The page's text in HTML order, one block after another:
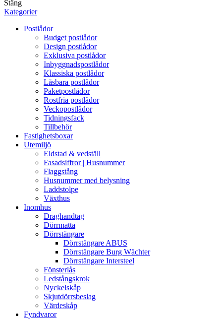
Stäng
Kategorier
Postlådor
Budget postlådor
Design postlådor
Exklusiva postlådor
Inbyggnadspostlådor
Klassiska postlådor
Låsbara postlådor
Paketpostlådor
Rostfria postlådor
Veckopostlådor
Tidningsfack
Tillbehör
Fastighetsboxar
Utemiljö
Eldstad & vedställ
Fasadsiffror | Husnummer
Flaggstång
Husnummer med belysning
Laddstolpe
Växthus
Inomhus
Draghandtag
Dörrmatta
Dörrstängare
Dörrstängare ABUS
Dörrstängare Burg Wächter
Dörrstängare Intersteel
Fönsterlås
Ledstångskrok
Nyckelskåp
Skjutdörrsbeslag
Värdeskåp
Fyndvaror